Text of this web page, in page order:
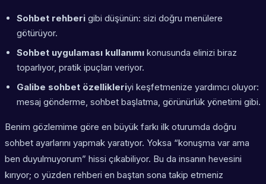
Sohbet rehberi gibi düşünün: sizi doğru menülere
götürüyor.
Sohbet uygulaması kullanımı konusunda elinizi biraz
toparlıyor, pratik ipuçları veriyor.
Galibe sohbet özellikleriyi keşfetmenize yardımcı oluyor:
mesaj gönderme, sohbet başlatma, görünürlük yönetimi gibi.
Benim gözlemime göre en büyük farkı ilk oturumda doğru
sohbet ayarlarını yapmak yaratıyor. Yoksa “konuşma var ama
ben duyulmuyorum” hissi çıkabiliyor. Bu da insanın hevesini
kırıyor; o yüzden rehberi en baştan sona takip etmeniz